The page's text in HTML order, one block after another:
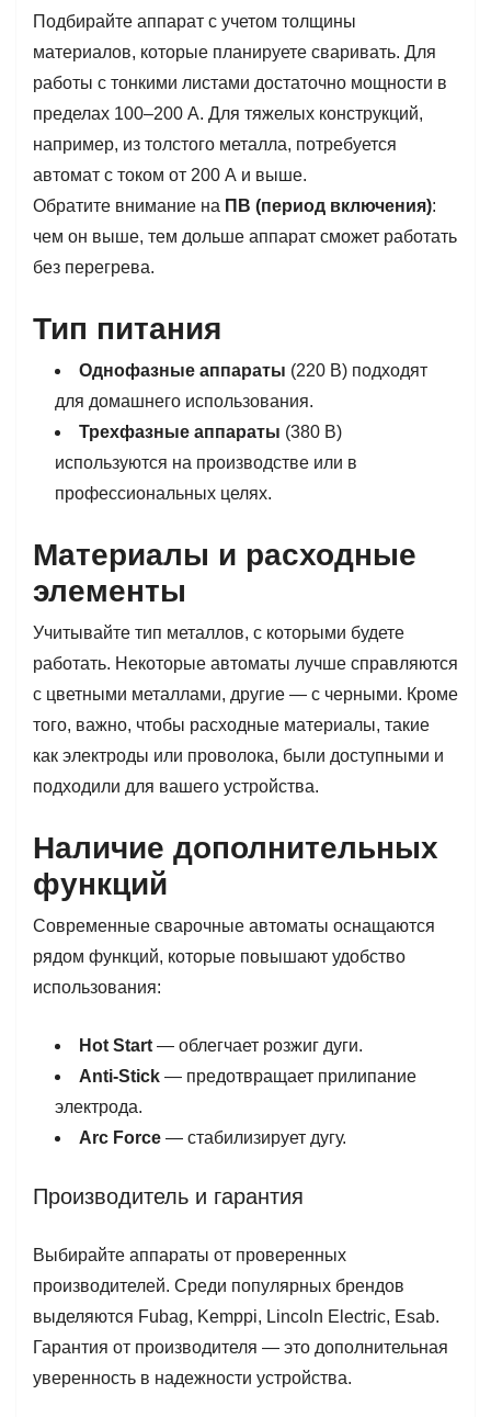
Подбирайте аппарат с учетом толщины
материалов, которые планируете сваривать. Для
работы с тонкими листами достаточно мощности в
пределах 100–200 А. Для тяжелых конструкций,
например, из толстого металла, потребуется
автомат с током от 200 А и выше.
Обратите внимание на ПВ (период включения):
чем он выше, тем дольше аппарат сможет работать
без перегрева.
Тип питания
Однофазные аппараты (220 В) подходят
для домашнего использования.
Трехфазные аппараты (380 В)
используются на производстве или в
профессиональных целях.
Материалы и расходные
элементы
Учитывайте тип металлов, с которыми будете
работать. Некоторые автоматы лучше справляются
с цветными металлами, другие — с черными. Кроме
того, важно, чтобы расходные материалы, такие
как электроды или проволока, были доступными и
подходили для вашего устройства.
Наличие дополнительных
функций
Современные сварочные автоматы оснащаются
рядом функций, которые повышают удобство
использования:
Hot Start — облегчает розжиг дуги.
Anti-Stick — предотвращает прилипание
электрода.
Arc Force — стабилизирует дугу.
Производитель и гарантия
Выбирайте аппараты от проверенных
производителей. Среди популярных брендов
выделяются Fubag, Kemppi, Lincoln Electric, Esab.
Гарантия от производителя — это дополнительная
уверенность в надежности устройства.